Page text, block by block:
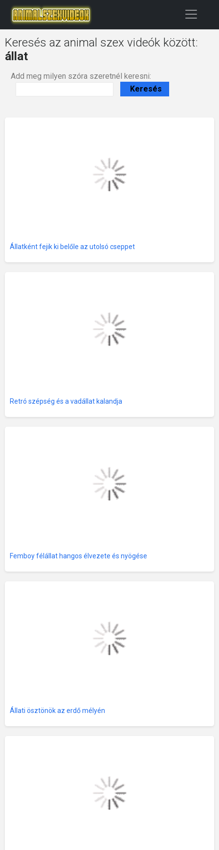
Keresés az animal szex videók között:
állat
Add meg milyen szóra szeretnél keresni:
Állatként fejik ki belőle az utolsó cseppet
Retró szépség és a vadállat kalandja
Femboy félállat hangos élvezete és nyögése
Állati ösztönök az erdő mélyén